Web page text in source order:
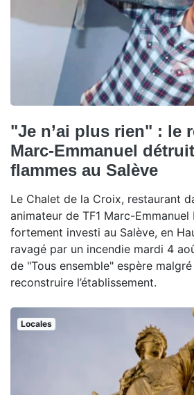
"Je n’ai plus rien" : le
Marc-Emmanuel
flammes au Salève
Le Chalet de la Croix, restaurant
animateur de TF1 Marc-Emmanuel
fortement investi au Salève, en
ravagé par un incendie mardi 4
de "Tous ensemble" espère
reconstruire l’établissement.
Locales